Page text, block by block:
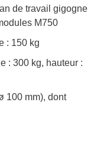
de travail gigogne
M750
: 150 kg
: 300 kg, hauteur :
100 mm), dont